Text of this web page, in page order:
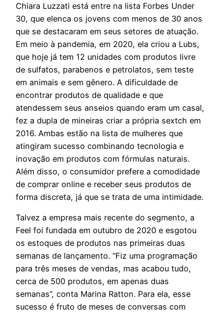
Chiara Luzzati está entre na lista Forbes Under
30, que elenca os jovens com menos de 30 anos
que se destacaram em seus setores de atuação.
Em meio à pandemia, em 2020, ela criou a Lubs,
que hoje já tem 12 unidades com produtos livre
de sulfatos, parabenos e petrolatos, sem teste
em animais e sem gênero. A dificuldade de
encontrar produtos de qualidade e que
atendessem seus anseios quando eram um casal,
fez a dupla de mineiras criar a própria sextch em
2016. Ambas estão na lista de mulheres que
atingiram sucesso combinando tecnologia e
inovação em produtos com fórmulas naturais.
Além disso, o consumidor prefere a comodidade
de comprar online e receber seus produtos de
forma discreta, já que se trata de uma intimidade.
Talvez a empresa mais recente do segmento, a
Feel foi fundada em outubro de 2020 e esgotou
os estoques de produtos nas primeiras duas
semanas de lançamento. “Fiz uma programação
para três meses de vendas, mas acabou tudo,
cerca de 500 produtos, em apenas duas
semanas”, conta Marina Ratton. Para ela, esse
sucesso é fruto de meses de conversas com